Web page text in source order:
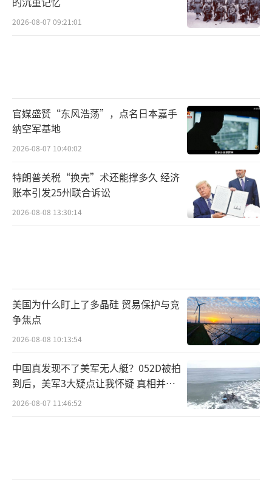
芝加哥一小群人聚集在市中心的移民法院
外，呼吁结束特朗普政府针对移民的逮捕和在
杉矶的军事化，是时候站出来让特朗普知道这
是不可接受的，所有这些都是如此违宪。”
丹佛科罗拉多州议会大厦前聚集了一群抗
议者，举着纸板标语牌，其中一张标语牌上写
着：“露出你们的真面目。ICE 懦夫。”受到
过去几天洛杉矶抗议活动的鼓舞，该团体分成
洛杉矶附近的圣安娜，装甲车堵住了通往
市政中心的道路，工人们清扫9日抗议活动中的
塑料瓶和碎玻璃。附近的建筑物和人行道上贴
满了反对ICE的涂鸦标语，划掉了特朗普的名
字。国民警卫队警官阻止人们进入该地区，除
非在那里工作。一小群人继续示威时，出现了
几名反抗议者。
2026-08-07 09:21:01
官媒盛赞“东风浩荡”，点名日本嘉手
纳空军基地
2026-08-07 10:40:02
特朗普关税“换壳”术还能撑多久 经济
账本引发25州联合诉讼
2026-08-08 13:30:14
美国为什么盯上了多晶硅 贸易保护与竞
争焦点
2026-08-08 10:13:54
中国真发现不了美军无人艇？052D被拍
到后，美军3大疑点让我怀疑 真相并非
如此
2026-08-07 11:46:52